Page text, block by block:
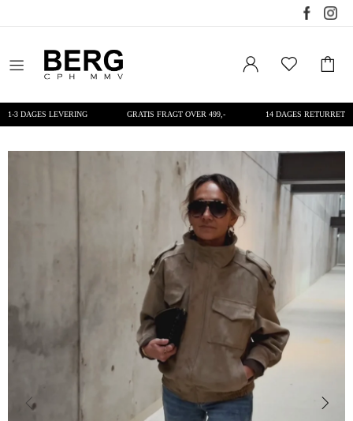
1-3 DAGES LEVERING GRATIS FRAGT OVER 499,- 14 DAGES RETURRET